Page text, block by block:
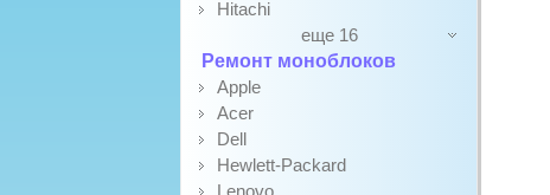
Hitachi
еще 16
Ремонт моноблоков
Apple
Acer
Dell
Hewlett-Packard
Lenovo